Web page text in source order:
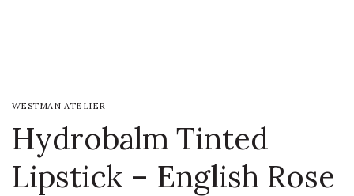
WESTMAN ATELIER
Hydrobalm Tinted
Lipstick – English Rose